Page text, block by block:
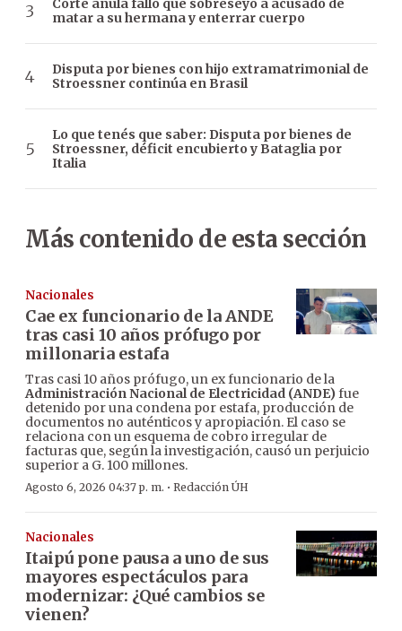
Corte anula fallo que sobreseyó a acusado de
matar a su hermana y enterrar cuerpo
Disputa por bienes con hijo extramatrimonial de
Stroessner continúa en Brasil
Lo que tenés que saber: Disputa por bienes de
Stroessner, déficit encubierto y Bataglia por
Italia
Más contenido de esta sección
Nacionales
Cae ex funcionario de la ANDE
tras casi 10 años prófugo por
millonaria estafa
Tras casi 10 años prófugo, un ex funcionario de la
Administración Nacional de Electricidad (ANDE)fue
detenido por una condena por estafa, producción de
documentos no auténticos y apropiación. El caso se
relaciona con un esquema de cobro irregular de
facturas que, según la investigación, causó un perjuicio
superior a G. 100 millones.
Agosto 6, 2026 04:37 p. m. · Redacción ÚH
Nacionales
Itaipú pone pausa a uno de sus
mayores espectáculos para
modernizar: ¿Qué cambios se
vienen?